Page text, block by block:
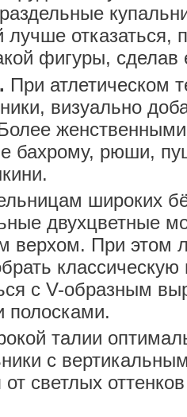
отказаться,
фигуры, сделав
При атлетическом
визуально
бахрому, рюши,
широких
двухцветные
верхом. При этом
с V-образным
полосками.
талии
с
от светлых